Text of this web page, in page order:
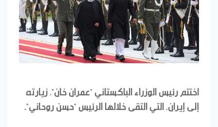
اختتم رئيس الوزراء الباكستاني "عمران خان"، زيارته
إلى إيران، التي التقى خلالها الرئيس "حسن روحاني".